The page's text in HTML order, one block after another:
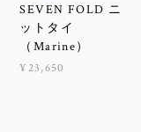
SEVEN FOLD ニ
ットタイ
（Marine）
¥23,650